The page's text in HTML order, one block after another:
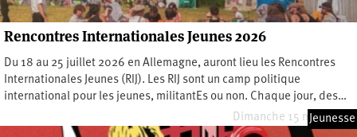
Rencontres Internationales Jeunes 2026
Du 18 au 25 juillet 2026 en Allemagne, auront lieu les Rencontres
Internationales Jeunes (RIJ). Les RIJ sont un camp politique
international pour les jeunes, militantEs ou non. Chaque jour, des…
Dimanche 15 mars 2026
Jeunesse